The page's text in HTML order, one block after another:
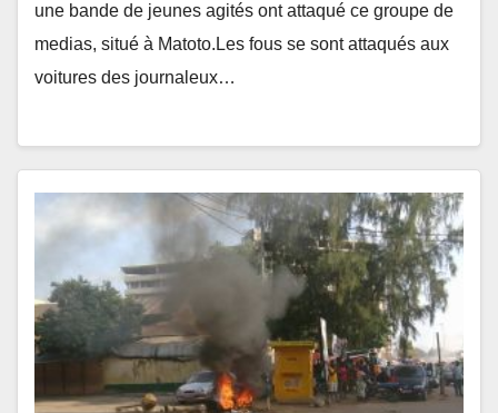
une bande de jeunes agités ont attaqué ce groupe de
medias, situé à Matoto.Les fous se sont attaqués aux
voitures des journaleux…